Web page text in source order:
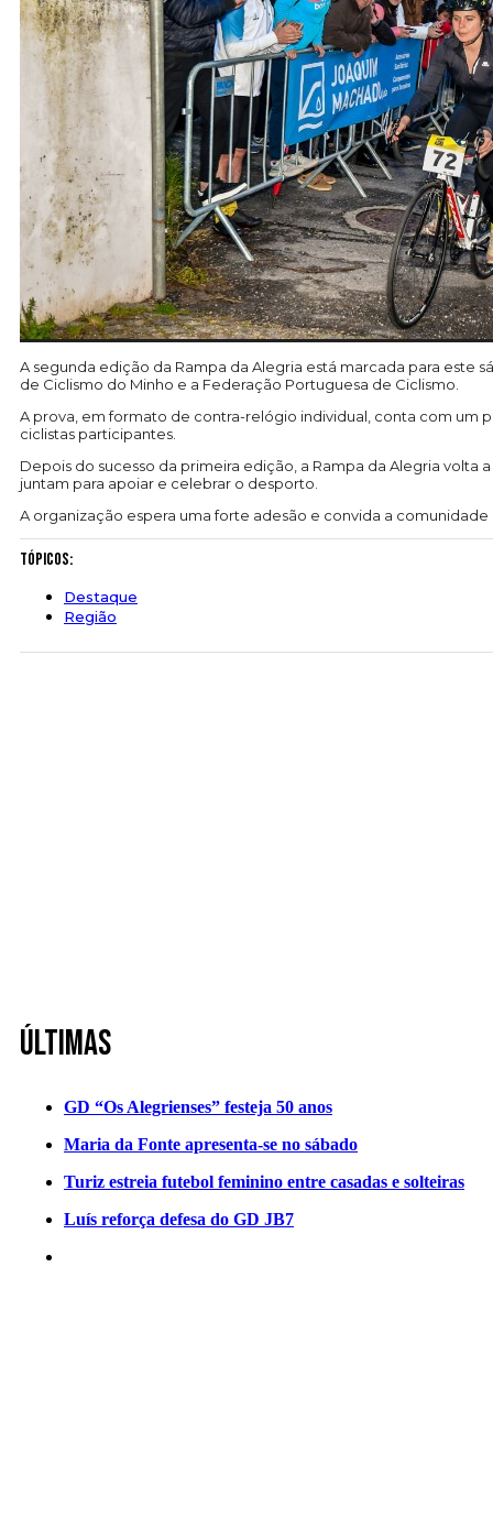
A segunda edição da Rampa da Alegria está marcada para este
de Ciclismo do Minho e a Federação Portuguesa de Ciclismo.
A prova, em formato de contra-relógio individual, conta com um
ciclistas participantes.
Depois do sucesso da primeira edição, a Rampa da Alegria
juntam para apoiar e celebrar o desporto.
A organização espera uma forte adesão e convida a comunidade
Tópicos:
Destaque
Região
Últimas
GD “Os Alegrienses” festeja 50 anos
Maria da Fonte apresenta-se no sábado
Turiz estreia futebol feminino entre casadas e solteiras
Luís reforça defesa do GD JB7